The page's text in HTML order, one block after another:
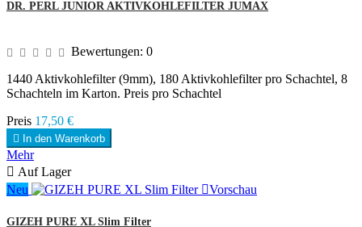
DR. PERL JUNIOR AKTIVKOHLEFILTER JUMAX
Bewertungen: 0
1440 Aktivkohlefilter (9mm), 180 Aktivkohlefilter pro Schachtel, 8
Schachteln im Karton. Preis pro Schachtel
Preis 17,50 €
 In den Warenkorb
Mehr
 Auf Lager
Neu
Vorschau
GIZEH PURE XL Slim Filter